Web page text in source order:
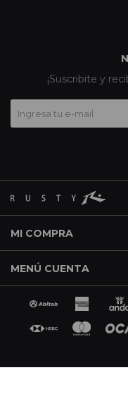
MI COMPRA
MENÚ CUENTA
¡Suscribite y